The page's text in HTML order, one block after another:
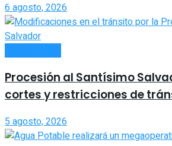
6 agosto, 2026
Procesión al Santísimo
cortes y restricciones de
5 agosto, 2026